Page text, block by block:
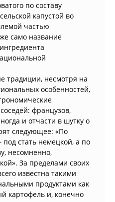
по составу
капустой во
частью
само название
традиции, несмотря на
особенностей,
французов,
и отчасти в шутку о
следующее: «По
под стать немецкой, а по
несомненно,
За пределами своих
известна такими
продуктами как
картофель и, конечно